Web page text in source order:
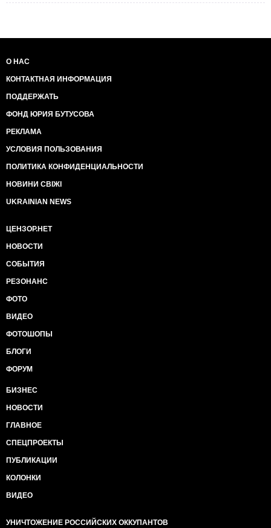
О НАС
КОНТАКТНАЯ ИНФОРМАЦИЯ
ПОДДЕРЖАТЬ
ФОНД ЮРИЯ БУТУСОВА
РЕКЛАМА
УСЛОВИЯ ПОЛЬЗОВАНИЯ
ПОЛИТИКА КОНФИДЕНЦИАЛЬНОСТИ
НОВИНИ СВІЖІ
UKRAINIAN NEWS
ЦЕНЗОР.НЕТ
НОВОСТИ
СОБЫТИЯ
РЕЗОНАНС
ФОТО
ВИДЕО
ФОТОШОПЫ
БЛОГИ
ФОРУМ
БИЗНЕС
НОВОСТИ
ГЛАВНОЕ
СПЕЦПРОЕКТЫ
ПУБЛИКАЦИИ
КОЛОНКИ
ВИДЕО
УНИЧТОЖЕНИЕ РОССИЙСКИХ ОККУПАНТОВ